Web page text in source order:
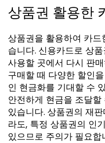
상품권 활용한
상품권을 활용하여 카
습니다. 신용카드로 상
사용할 곳에서 다시 판
구매할 때 다양한 할인
인 현금화를 기대할 수
안전하게 현금을 조달
있습니다. 상품권의 재
라도, 특정 상품권의 인
있으므로 주의가 필요합